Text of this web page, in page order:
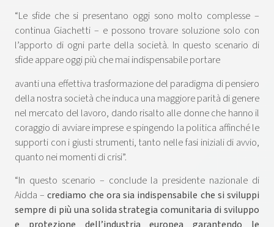
“Le sfide che si presentano oggi sono molto complesse –
continua Giachetti – e possono trovare soluzione solo con
l’apporto di ogni parte della società. In questo scenario di
sfide appare oggi più che mai indispensabile portare
avanti una effettiva trasformazione del paradigma di pensiero
della nostra società che induca una maggiore parità di genere
nel mercato del lavoro, dando risalto alle donne che hanno il
coraggio di avviare imprese e spingendo la politica affinché le
supporti con i giusti strumenti, tanto nelle fasi iniziali di avvio,
quanto nei momenti di crisi”.
“In questo scenario – conclude la presidente nazionale di
Aidda – crediamo che ora sia indispensabile che si sviluppi
sempre di più una solida strategia comunitaria di sviluppo